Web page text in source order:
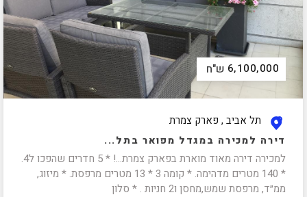
6,100,000 ש"ח
תל אביב , פארק צמרת
דירה למכירה במגדל מפואר בתל...
למכירה דירה מאוד מוארת בפארק צמרת...! * 5 חדרים שהפכו ל4.
* 140 מטרים מדהימה. * קומה 3 * 13 מטרים מרפסת. * מיזוג,
ממ״ד, מרפסת שמש,מחסן ו2 חניות . * סלון